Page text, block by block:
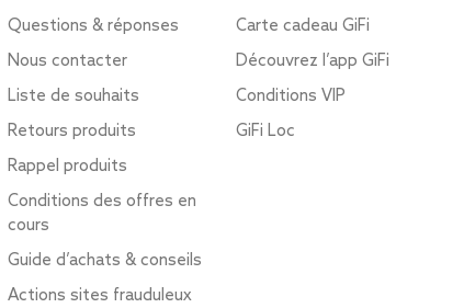
Questions & réponses
Nous contacter
Liste de souhaits
Retours produits
Rappel produits
Conditions des offres en
cours
Guide d’achats & conseils
Actions sites frauduleux
Carte cadeau GiFi
Découvrez l’app GiFi
Conditions VIP
GiFi Loc